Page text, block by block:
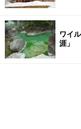
ワイ
涯」